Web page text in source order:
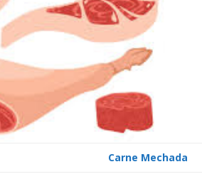
Carne Mechada